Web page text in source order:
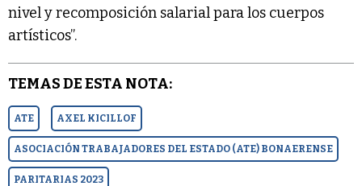
nivel y recomposición salarial para los cuerpos
artísticos”.
TEMAS DE ESTA NOTA:
ATE AXEL KICILLOF
ASOCIACIÓN TRABAJADORES DEL ESTADO (ATE) BONAERENSE
PARITARIAS 2023